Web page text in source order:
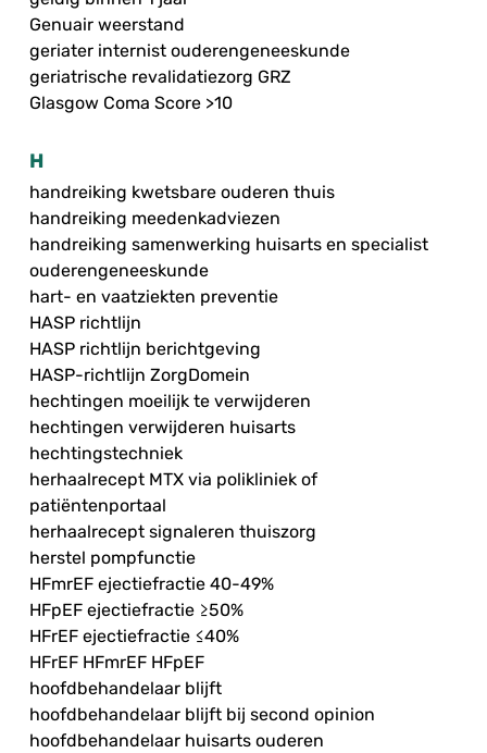
Genuair weerstand
geriater internist ouderengeneeskunde
geriatrische revalidatiezorg GRZ
Glasgow Coma Score >10
H
handreiking kwetsbare ouderen thuis
handreiking meedenkadviezen
handreiking samenwerking huisarts en specialist
ouderengeneeskunde
hart- en vaatziekten preventie
HASP richtlijn
HASP richtlijn berichtgeving
HASP-richtlijn ZorgDomein
hechtingen moeilijk te verwijderen
hechtingen verwijderen huisarts
hechtingstechniek
herhaalrecept MTX via polikliniek of
patiëntenportaal
herhaalrecept signaleren thuiszorg
herstel pompfunctie
HFmrEF ejectiefractie 40-49%
HFpEF ejectiefractie ≥50%
HFrEF ejectiefractie ≤40%
HFrEF HFmrEF HFpEF
hoofdbehandelaar blijft
hoofdbehandelaar blijft bij second opinion
hoofdbehandelaar huisarts ouderen